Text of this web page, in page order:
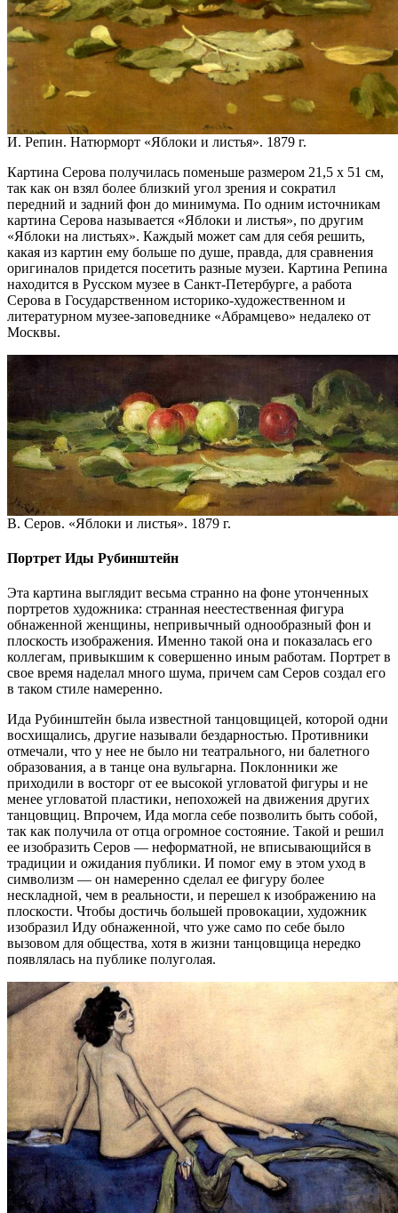
И. Репин. Натюрморт «Яблоки и листья». 1879 г.
Картина Серова получилась поменьше размером 21,5 x 51 см,
так как он взял более близкий угол зрения и сократил
передний и задний фон до минимума. По одним источникам
картина Серова называется «Яблоки и листья», по другим
«Яблоки на листьях». Каждый может сам для себя решить,
какая из картин ему больше по душе, правда, для сравнения
оригиналов придется посетить разные музеи. Картина Репина
находится в Русском музее в Санкт-Петербурге, а работа
Серова в Государственном историко-художественном и
литературном музее-заповеднике «Абрамцево» недалеко от
Москвы.
В. Серов. «Яблоки и листья». 1879 г.
Портрет Иды Рубинштейн
Эта картина выглядит весьма странно на фоне утонченных
портретов художника: странная неестественная фигура
обнаженной женщины, непривычный однообразный фон и
плоскость изображения. Именно такой она и показалась его
коллегам, привыкшим к совершенно иным работам. Портрет в
свое время наделал много шума, причем сам Серов создал его
в таком стиле намеренно.
Ида Рубинштейн была известной танцовщицей, которой одни
восхищались, другие называли бездарностью. Противники
отмечали, что у нее не было ни театрального, ни балетного
образования, а в танце она вульгарна. Поклонники же
приходили в восторг от ее высокой угловатой фигуры и не
менее угловатой пластики, непохожей на движения других
танцовщиц. Впрочем, Ида могла себе позволить быть собой,
так как получила от отца огромное состояние. Такой и решил
ее изобразить Серов — неформатной, не вписывающийся в
традиции и ожидания публики. И помог ему в этом уход в
символизм — он намеренно сделал ее фигуру более
нескладной, чем в реальности, и перешел к изображению на
плоскости. Чтобы достичь большей провокации, художник
изобразил Иду обнаженной, что уже само по себе было
вызовом для общества, хотя в жизни танцовщица нередко
появлялась на публике полуголая.